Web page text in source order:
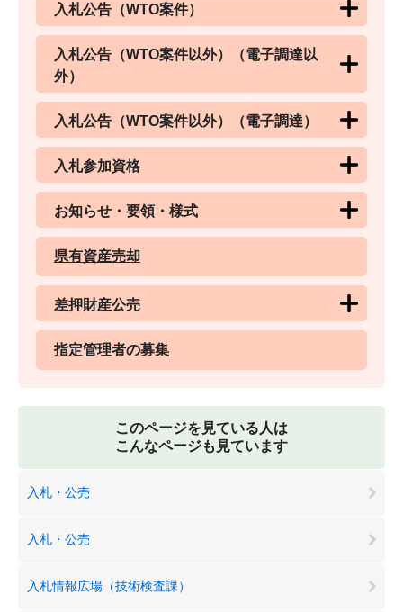
入札公告（WTO案件）
入札公告（WTO案件以外）（電子調達以
外）
入札公告（WTO案件以外）（電子調達）
入札参加資格
お知らせ・要領・様式
県有資産売却
差押財産公売
指定管理者の募集
このページを見ている人は
こんなページも見ています
入札・公売
入札・公売
入札情報広場（技術検査課）